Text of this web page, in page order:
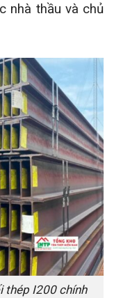
nhà thầu và chủ
thép I200 chính